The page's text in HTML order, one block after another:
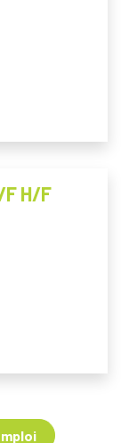
F H/F